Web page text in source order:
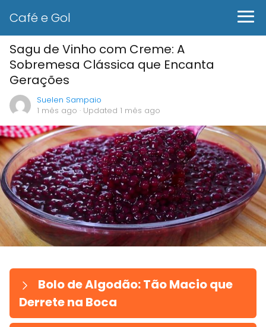
Café e Gol
Sagu de Vinho com Creme: A
Sobremesa Clássica que Encanta
Gerações
Suelen Sampaio
1 mês ago · Updated 1 mês ago
Bolo de Algodão: Tão Macio que
Derrete na Boca